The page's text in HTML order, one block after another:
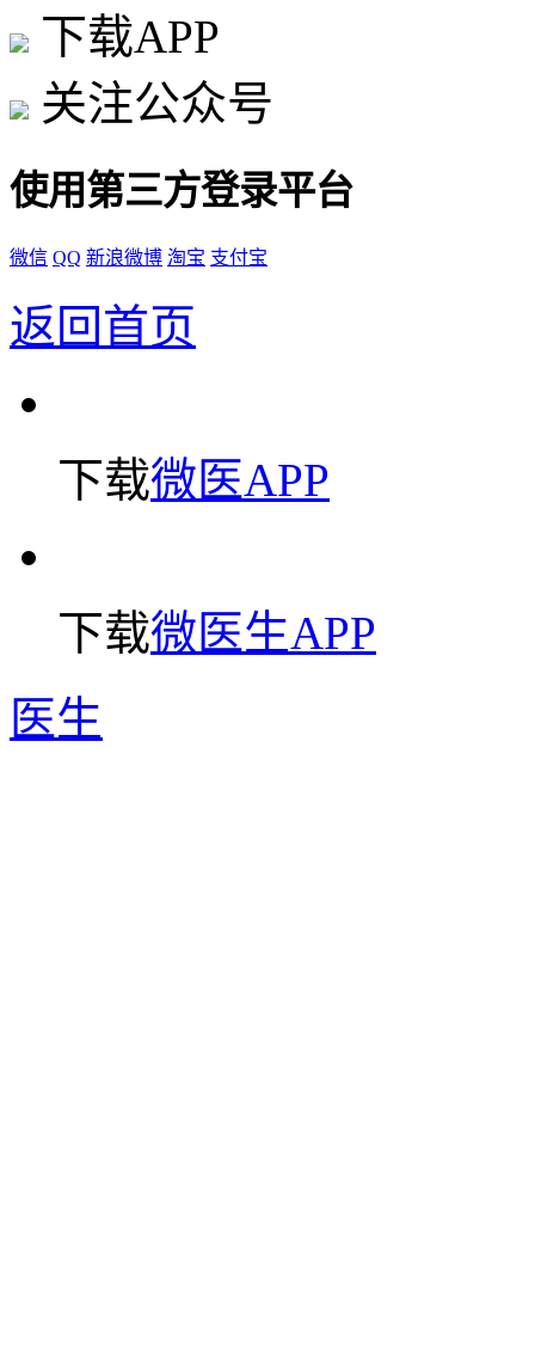
下载APP
关注公众号
使用第三方登录平台
微信 QQ 新浪微博 淘宝 支付宝
返回首页
下载微医APP
下载微医生APP
医生